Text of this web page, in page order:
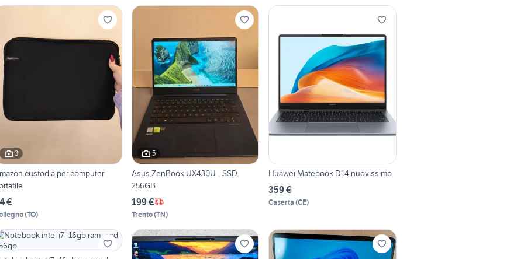
3
custodia per computer
€
(TO)
5
Asus ZenBook UX430U - SSD
256GB
199 €
Trento(TN)
Huawei Matebook D14 nuovissimo
359 €
Caserta (CE)